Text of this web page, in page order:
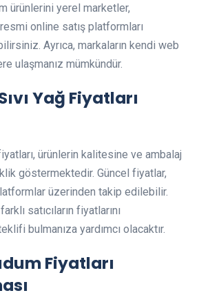
ürünlerini yerel marketler,
online satış platformları
Ayrıca, markaların kendi web
ulaşmanız mümkündür.
Yağ Fiyatları
ürünlerin kalitesine ve ambalaj
göstermektedir. Güncel fiyatlar,
üzerinden takip edilebilir.
satıcıların fiyatlarını
bulmanıza yardımcı olacaktır.
Fiyatları